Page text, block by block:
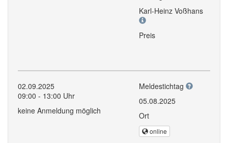
Karl-Heinz Voßhans
Preis
02.09.2025
09:00 - 13:00 Uhr
keine Anmeldung möglich
Meldestichtag
05.08.2025
Ort
online